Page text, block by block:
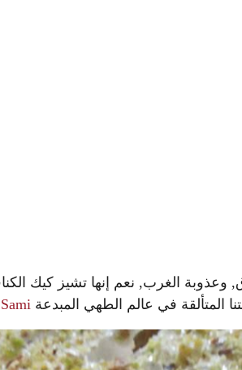
الغرب, نعم إنها تشيز كيك
المتألقة في عالم الطهي المبدعة